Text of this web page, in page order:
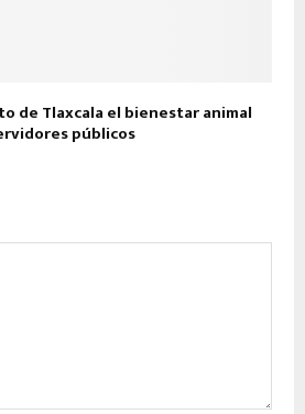
de Tlaxcala el bienestar animal
públicos